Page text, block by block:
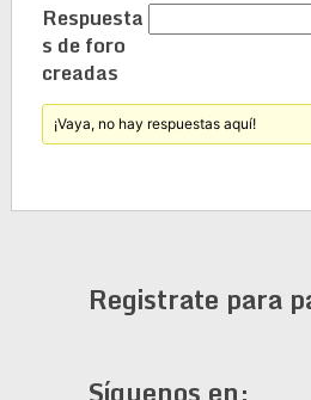
Respuesta
s de foro
creadas
¡Vaya, no hay respuestas aquí!
Registrate para